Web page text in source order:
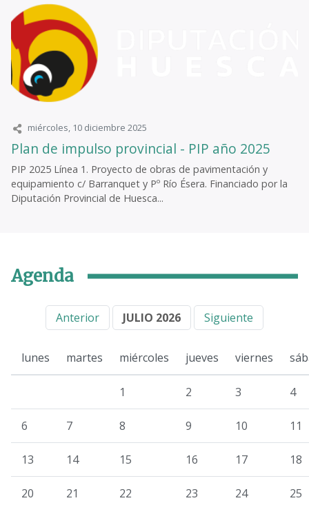
miércoles, 10 diciembre 2025
Plan de impulso provincial - PIP año 2025
PIP 2025 Línea 1. Proyecto de obras de pavimentación y
equipamiento c/ Barranquet y Pº Río Ésera. Financiado por la
Diputación Provincial de Huesca...
Agenda
Anterior JULIO 2026 Siguiente
lunes martes miércoles jueves viernes
1 2 3 4
6 7 8 9 10 11
13 14 15 16 17 18
20 21 22 23 24 25